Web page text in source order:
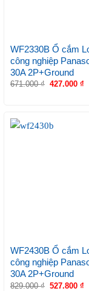
WF2330B Ổ cắm
công nghiệp
30A 2P+Ground
671.000₫ 427.000 ₫
WF2430B Ổ cắm
công nghiệp
30A 2P+Ground
829.000₫ 527.800 ₫